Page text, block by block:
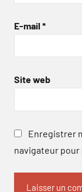
E-mail *
Site web
Enregistrer
navigateur pour